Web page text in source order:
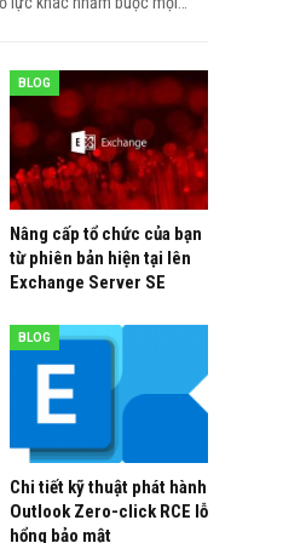
BLOG
Nâng cấp tổ chức của bạn
từ phiên bản hiện tại lên
Exchange Server SE
BLOG
Chi tiết kỹ thuật phát hành
Outlook Zero-click RCE lỗ
hổng bảo mật